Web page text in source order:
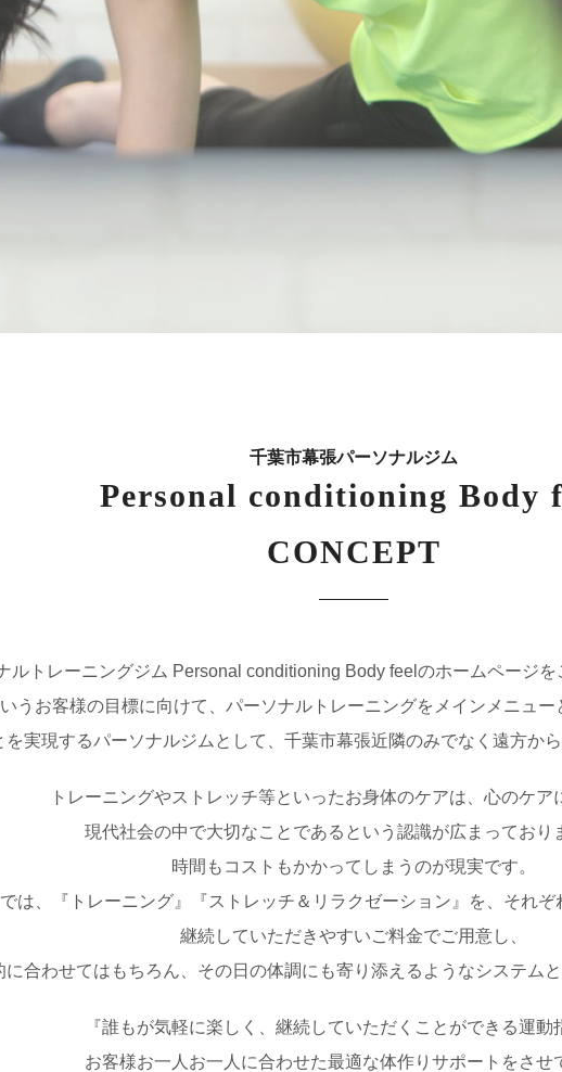
千葉市幕張パーソナルジム
Personal conditioning Body
CONCEPT
ルトレーニングジム Personal conditioning Body feelのホームページを
うお客様の目標に向けて、パーソナルトレーニングをメインメニュ
実現するパーソナルジムとして、千葉市幕張近隣のみでなく遠方か
トレーニングやストレッチ等といったお身体のケアは、心のケア
現代社会の中で大切なことであるという認識が広まっており
時間もコストもかかってしまうのが現実です。
は、『トレーニング』『ストレッチ＆リラクゼーション』を、それぞ
継続していただきやすいご料金でご用意し、
に合わせてはもちろん、その日の体調にも寄り添えるようなシステム
『誰もが気軽に楽しく、継続していただくことができる運動
お客様お一人お一人に合わせた最適な体作りサポートをさせ